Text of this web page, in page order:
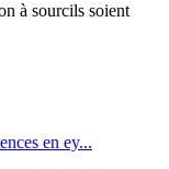
à sourcils soient
en ey...